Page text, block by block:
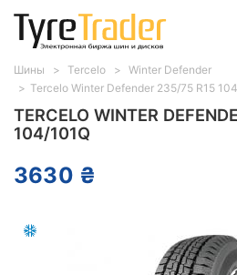
TERCELO WINTER
104/101Q
3630 ₴
Шины Tercelo
Winter Defender
Tercelo Winter Defender 235/75 R15